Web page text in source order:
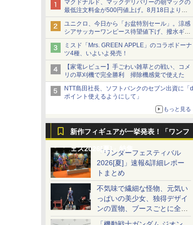
マクドナルド、マックデリバリーの朝マックの
最低注文料金が500円値上げ。8月18日より
1,500円から受付
ユニクロ、今日から「お盆特別セール」。涼感
シアサッカーワンピース待望値下げ、撥水ギア
ショーツは1990円に
ミスド「Mrs. GREEN APPLE」のコラボドーナ
ツ4種、いよいよ発売！
【家電レビュー】手ごわい雑草との戦い、コメ
リの草刈機で完全勝利 掃除機感覚で使えた
NTT島田社長、ソフトバンクのセブン出資に「d
ポイント使えるようにして」
もっと見る
新作フィギュアが一挙発表！「ワンフ
ェス2026[夏]」特集「ワンダーフェスティバル
2026[夏]」速報&詳細レポー
トまとめ
不気味で繊細な怪物、元気い
っぱいの美少女、独得デザイ
ンの置物、ブースごとに全く
異なる世界が広がる一般ディ